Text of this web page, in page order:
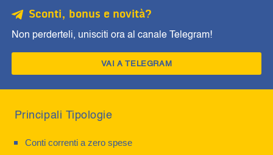
Sconti, bonus e novità?
Non perderteli, unisciti ora al canale Telegram!
VAI A TELEGRAM
Principali Tipologie
Conti correnti a zero spese